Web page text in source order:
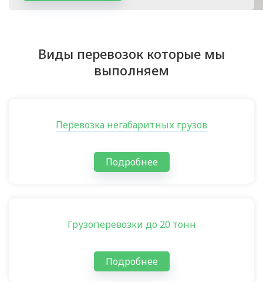
Виды перевозок которые мы
выполняем
Перевозка негабаритных грузов
Подробнее
Грузоперевозки до 20 тонн
Подробнее